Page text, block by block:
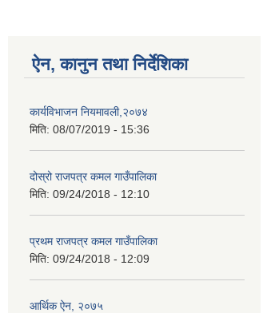
ऐन, कानुन तथा निर्देशिका
कार्यविभाजन नियमावली,२०७४
मिति: 08/07/2019 - 15:36
दोस्रो राजपत्र कमल गाउँपालिका
मिति: 09/24/2018 - 12:10
प्रथम राजपत्र कमल गाउँपालिका
मिति: 09/24/2018 - 12:09
आर्थिक ऐन, २०७५